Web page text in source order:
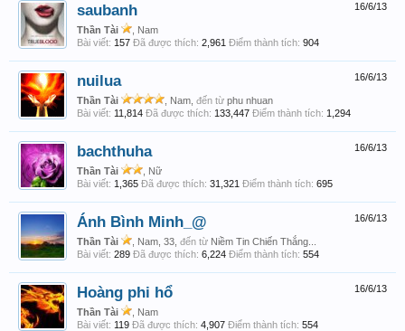
16/6/13
saubanh
Thần Tài
, Nam
Bài viết: 157 Đã được thích: 2,961 Điểm thành tích: 904
16/6/13
nuilua
Thần Tài , Nam, đến từ phu nhuan
Bài viết: 11,814 Đã được thích: 133,447 Điểm thành tích: 1,294
16/6/13
bachthuha
Thần Tài
, Nữ
Bài viết: 1,365 Đã được thích: 31,321 Điểm thành tích: 695
16/6/13
Ánh Bình Minh_@
Thần Tài , Nam, 33, đến từ Niềm Tin Chiến Thắng...
Bài viết: 289 Đã được thích: 6,224 Điểm thành tích: 554
16/6/13
Hoàng phi hổ
Thần Tài
, Nam
Bài viết: 119 Đã được thích: 4,907 Điểm thành tích: 554